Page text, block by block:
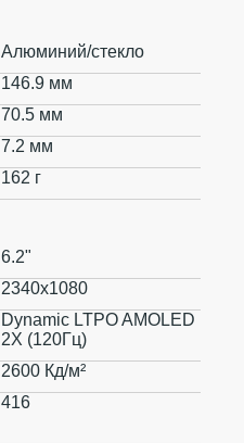
Алюминий/стекло
146.9 мм
70.5 мм
7.2 мм
162 г
6.2"
2340x1080
Dynamic LTPO AMOLED
2X (120Гц)
2600 Кд/м²
416